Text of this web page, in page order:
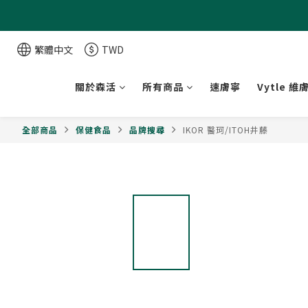
繁體中文 TWD
關於森活 所有商品 速膚寧 Vytle 維
全部商品 保健食品 品牌搜尋 IKOR 醫珂/ITOH井藤